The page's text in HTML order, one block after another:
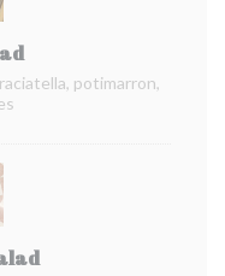
potimarron,